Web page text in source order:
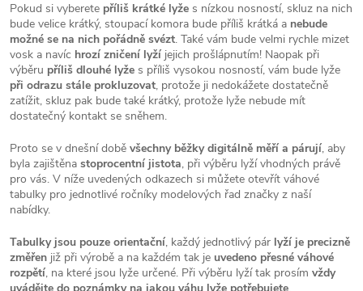
Pokud si vyberete příliš krátké lyže s nízkou nosností, skluz na nich
bude velice krátký, stoupací komora bude příliš krátká a nebude
možné se na nich pořádně svézt. Také vám bude velmi rychle mizet
vosk a navíc hrozí zničení lyží jejich prošlápnutím! Naopak při
výběru příliš dlouhé lyže s příliš vysokou nosností, vám bude lyže
při odrazu stále prokluzovat, protože ji nedokážete dostatečně
zatížit, skluz pak bude také krátký, protože lyže nebude mít
dostatečný kontakt se sněhem.
Proto se v dnešní době všechny běžky digitálně měří a párují, aby
byla zajištěna stoprocentní jistota, při výběru lyží vhodných právě
pro vás. V níže uvedených odkazech si můžete otevřít váhové
tabulky pro jednotlivé ročníky modelových řad značky z naší
nabídky.
Tabulky jsou pouze orientační, každý jednotlivý pár lyží je precizně
změřen již při výrobě a na každém tak je uvedeno přesné váhové
rozpětí, na které jsou lyže určené. Při výběru lyží tak prosím vždy